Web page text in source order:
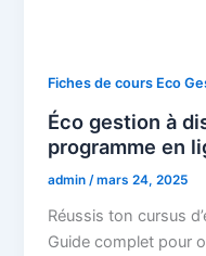
Fiches de cours Eco
Éco gestion à
programme en
admin /mars 24, 2025
Réussis ton cursus
Guide complet pour